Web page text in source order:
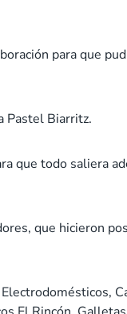
para que
Pastel Biarritz.
que todo saliera
que hicieron